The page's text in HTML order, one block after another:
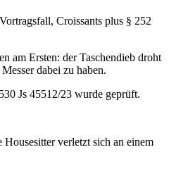
Croissants plus § 252
am Ersten: der Taschendieb droht
dabei zu haben.
Js 45512/23 wurde geprüft.
verletzt sich an einem